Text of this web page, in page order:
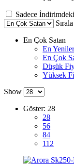
Sadece
Sırala
En Çok Satan
En Yeniler
En Çok
Düşük
Yüksek
Show
Göster: 28
28
56
84
112